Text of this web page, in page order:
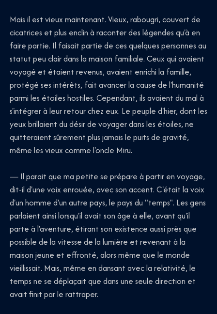
Mais il est vieux maintenant. Vieux, rabougri, couvert de
cicatrices et plus enclin à raconter des légendes qu'à en
faire partie. Il faisait partie de ces quelques personnes au
statut peu clair dans la maison familiale. Ceux qui avaient
voyagé et étaient revenus, avaient enrichi la famille,
protégé ses intérêts, fait avancer la cause de l'humanité
parmi les étoiles hostiles. Cependant, ils avaient du mal à
s'intégrer à leur retour chez eux. Le peuple d'hier, dont les
yeux brillaient du désir de voyager dans les étoiles, ne
quitteraient sûrement plus jamais le puits de gravité,
même les vieux comme l'oncle Miru.
— Il parait que ma petite se prépare à partir en voyage,
dit-il d'une voix enrouée, avec son accent. C'était la voix
d'un homme d'un autre pays, le pays du "temps". Les gens
parlaient ainsi lorsqu'il avait son âge à elle, avant qu'il
parte à l'aventure, étirant son existence aussi près que
possible de la vitesse de la lumière et revenant à la
maison jeune et effronté, alors même que le monde
vieillissait. Mais, même en dansant avec la relativité, le
temps ne se déplaçait que dans une seule direction et
avait finit par le rattraper.